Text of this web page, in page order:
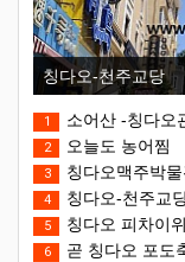
칭다오-천주교당
1 소어산 -칭다오
2 오늘도 농어찜
3 칭다오맥주박
4 칭다오-천주교
5 칭다오 피차이
6 곧 칭다오 포도